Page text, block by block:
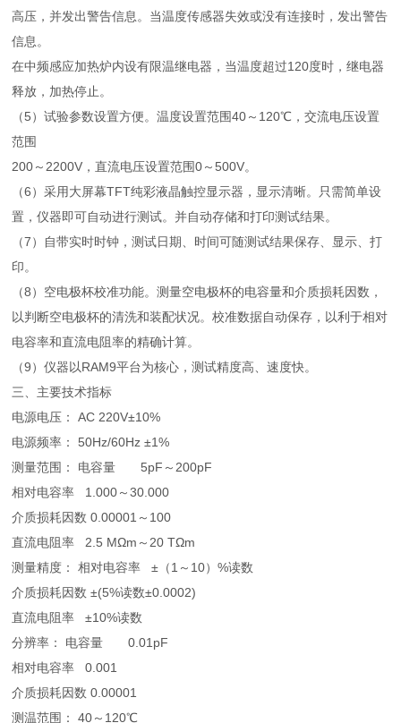
高压，并发出警告信息。当温度传感器失效或没有连接时，发出警告
信息。
在中频感应加热炉内设有限温继电器，当温度超过120度时，继电器
释放，加热停止。
（5）试验参数设置方便。温度设置范围40～120℃，交流电压设置
范围
200～2200V，直流电压设置范围0～500V。
（6）采用大屏幕TFT纯彩液晶触控显示器，显示清晰。只需简单设
置，仪器即可自动进行测试。并自动存储和打印测试结果。
（7）自带实时时钟，测试日期、时间可随测试结果保存、显示、打
印。
（8）空电极杯校准功能。测量空电极杯的电容量和介质损耗因数，
以判断空电极杯的清洗和装配状况。校准数据自动保存，以利于相对
电容率和直流电阻率的精确计算。
（9）仪器以RAM9平台为核心，测试精度高、速度快。
三、主要技术指标
电源电压： AC 220V±10%
电源频率： 50Hz/60Hz ±1%
测量范围： 电容量 5pF～200pF
相对电容率 1.000～30.000
介质损耗因数 0.00001～100
直流电阻率 2.5 MΩm～20 TΩm
测量精度： 相对电容率 ±（1～10）%读数
介质损耗因数 ±(5%读数±0.0002)
直流电阻率 ±10%读数
分辨率： 电容量 0.01pF
相对电容率 0.001
介质损耗因数 0.00001
测温范围： 40～120℃